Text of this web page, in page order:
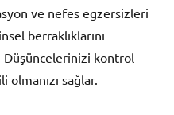
ve nefes egzersizleri
berraklıklarını
Düşüncelerinizi kontrol
olmanızı sağlar.